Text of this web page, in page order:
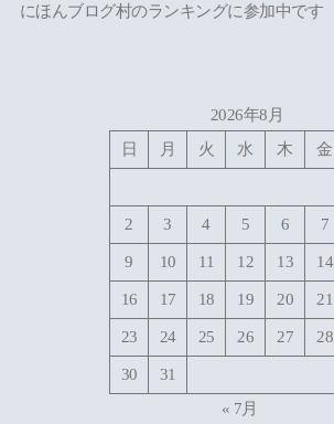
にほんブログ村のランキングに参加中です
2026年8月
日
月 火 水 木 金
2 3 4 5 6 7
9 10 11 12 13 14
16 17 18 19 20 21
23 24 25 26 27 28
30
31
« 7月